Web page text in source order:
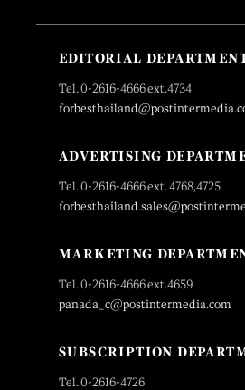
EDITORIAL
Tel. 0-2616-4666 ext.4734
ADVERTISING
Tel. 0-2616-4666 ext. 4768,4725
MARKETING
Tel. 0-2616-4666 ext.4659
panada_c@postintermedia.com
SUBSCRIPTION
Tel. 0-2616-4726